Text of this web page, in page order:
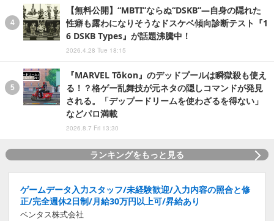
【無料公開】“MBTI”ならぬ“DSKB”―自身の隠れた
性癖も露わになりそうなドスケベ傾向診断テスト『1
6 DSKB Types』が話題沸騰中！
2026.4.28 Tue 18:15
『MARVEL Tōkon』のデッドプールは瞬獄殺も使え
る！？格ゲー乱舞技が元ネタの隠しコマンドが発見
される。「デップードリームを使わざるを得ない」
などパロ満載
2026.8.7 Fri 13:30
ランキングをもっと見る
ゲームデータ入力スタッフ/未経験歓迎/入力内容の照合と修
正/完全週休2日制/月給30万円以上可/昇給あり
ベンタス株式会社